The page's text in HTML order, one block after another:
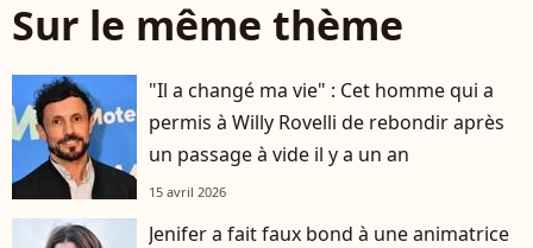
Sur le même thème
"Il a changé ma vie" : Cet homme qui a
permis à Willy Rovelli de rebondir après
un passage à vide il y a un an
15 avril 2026
Jenifer a fait faux bond à une animatrice